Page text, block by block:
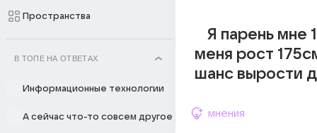
Пространства
В ТОПЕ НА ОТВЕТАХ
Информационные технологии
А сейчас что-то совсем другое
Я парень мне
меня рост
шанс вырости
мнения